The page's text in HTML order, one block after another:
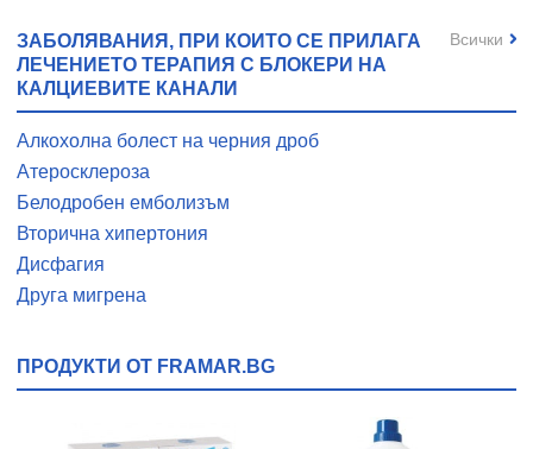
ЗАБОЛЯВАНИЯ, ПРИ КОИТО СЕ ПРИЛАГА
ЛЕЧЕНИЕТО ТЕРАПИЯ С БЛОКЕРИ НА
КАЛЦИЕВИТЕ КАНАЛИ
Алкохолна болест на черния дроб
Атеросклероза
Белодробен емболизъм
Вторична хипертония
Дисфагия
Друга мигрена
Всички
ПРОДУКТИ ОТ FRAMAR.BG